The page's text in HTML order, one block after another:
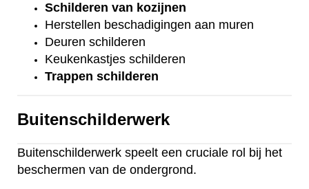
Schilderen van kozijnen
Herstellen beschadigingen aan muren
Deuren schilderen
Keukenkastjes schilderen
Trappen schilderen
Buitenschilderwerk
Buitenschilderwerk speelt een cruciale rol bij het
beschermen van de ondergrond.